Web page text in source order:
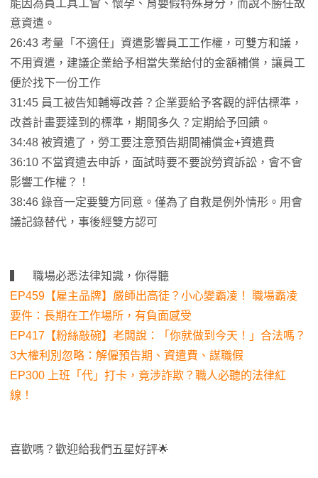
能因為員工具工會、懷孕、育嬰假特殊身分，而說不勝任故
意資遣。
26:43 考量「不適任」資遣影響員工工作權，可雙方和議，
不用資遣，建議企業給予相當失業給付的金額補償，讓員工
便於找下一份工作
31:45 員工被告知輔導改善？企業要給予客觀的評估標準，
改善計畫要達到的標準，期間多久？定期給予回饋。
34:48 被資遣了，勞工要注意預告期間補償金+資遣費
36:10 不當資遣去申訴，面試時要不要說勞資訴訟，會不會
影響工作權？！
38:46 錄音一定要雙方同意。僅為了自救是例外情形。用會
議記錄替代，事後經雙方認可
▍ 職場必悉法律知識，你得聽
EP459【雇主品牌】嚴師出高徒？小心變霸凌！ 職場霸凌
要件：長期在工作場所，有負面感受
EP417【粉絲敲碗】老闆說：「你就做到今天！」合法嗎？
3大權利別忽略：解僱預告期、資遣費、謀職假
EP300 上班「代」打卡，竟涉詐欺？職人必聽的法律紅
線！
喜歡嗎？歡迎給我們五星好評🌟